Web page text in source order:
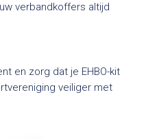
verbandkoffers altijd
en zorg dat je EHBO-kit
veiliger met